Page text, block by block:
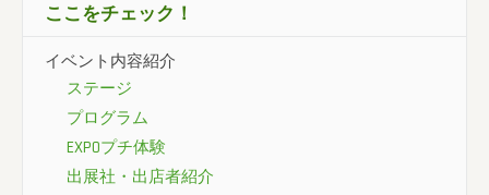
ここをチェック！
イベント内容紹介
ステージ
プログラム
EXPOプチ体験
出展社・出店者紹介